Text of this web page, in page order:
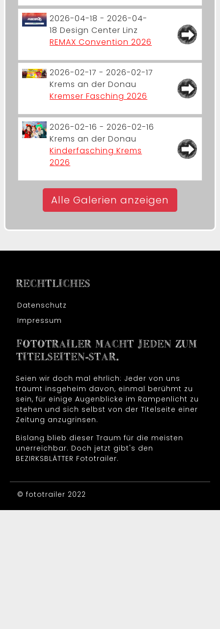
2026-04-18 - 2026-04-
18 Design Center Linz
REMAX Convention 2026
2026-02-17 - 2026-02-17
Krems an der Donau
Kremser Fasching 2026
2026-02-16 - 2026-02-16
Krems an der Donau
Kinderfasching Krems
2026
Alle Galerien anzeigen
RECHTLICHES
Datenschutz
Impressum
FOTOTRAILER MACHT JEDEN ZUM
TITELSEITEN-STAR.
Seien wir doch mal ehrlich: Jeder von uns
träumt insgeheim davon, einmal berühmt zu
sein, für einige Augenblicke im Rampenlicht zu
stehen und sich selbst von der Titelseite einer
Zeitung anzugrinsen.
Bislang blieb dieser Traum für die meisten
unerreichbar. Doch jetzt gibt's den
BEZIRKSBLÄTTER Fototrailer.
© fototrailer 2022